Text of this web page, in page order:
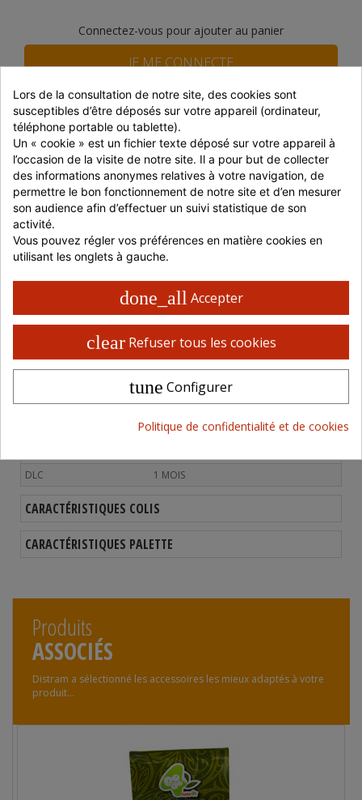
Connectez-vous pour ajouter au panier
JE ME CONNECTE
JE M'INSCRIS
Indisponible
Le produit n'est pas disponible actuellement, merci de
nous contacter.
Livraison 48 / 72 H en France
Retrait possible en magasin
Paiement 100% sécurisé
PRÉPARATION
Prêt à l'emploi.
DLC 1 MOIS
CARACTÉRISTIQUES COLIS
CARACTÉRISTIQUES PALETTE
Produits
ASSOCIÉS
Distram a sélectionné les accessoires les mieux adaptés à votre
produit...
Lors de la consultation de notre site, des cookies sont
susceptibles d’être déposés sur votre appareil (ordinateur,
téléphone portable ou tablette).
Un « cookie » est un fichier texte déposé sur votre appareil à
l’occasion de la visite de notre site. Il a pour but de collecter
des informations anonymes relatives à votre navigation, de
permettre le bon fonctionnement de notre site et d’en mesurer
son audience afin d’effectuer un suivi statistique de son
activité.
Vous pouvez régler vos préférences en matière cookies en
utilisant les onglets à gauche.
done_all Accepter
clear Refuser tous les cookies
tune Configurer
Politique de confidentialité et de cookies